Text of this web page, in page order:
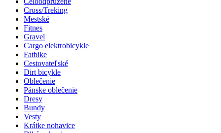
Cross/Treking
Mestské
Fitnes
Gravel
Cargo elektrobicykle
Fatbike
Cestovateľské
Dirt bicykle
Oblečenie
Pánske oblečenie
Dresy
Bundy
Vesty
Krátke nohavice